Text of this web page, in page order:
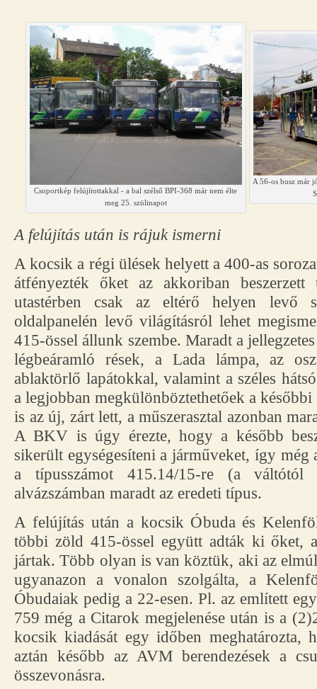
Csoportkép felújítottakkal - a bal szélső BPI-368 már nem élte
meg 25. szülinapot
A 56-os busz már
A felújítás után is rájuk ismerni
A kocsik a régi ülések helyett a 400-as
átfényezték őket az akkoriban
utastérben csak az eltérő helyen levő
oldalpanelén levő világításról lehet
415-össel állunk szembe. Maradt a
légbeáramló rések, a Lada lámpa, az
ablaktörlő lapátokkal, valamint a széles
a legjobban megkülönböztethetőek a
is az új, zárt lett, a műszerasztal azonban
A BKV is úgy érezte, hogy a később
sikerült egységesíteni a járműveket, így még
a típusszámot 415.14/15-re (a váltótól
alvázszámban maradt az eredeti típus.
A felújítás után a kocsik Óbuda és
többi zöld 415-össel együtt adták ki őket,
jártak. Több olyan is van köztük, aki az
ugyanazon a vonalon szolgálta, a
Óbudaiak pedig a 22-esen. Pl. az említett
759 még a Citarok megjelenése után is a
kocsik kiadását egy időben meghatározta,
aztán később az AVM berendezések a
összevonásra.